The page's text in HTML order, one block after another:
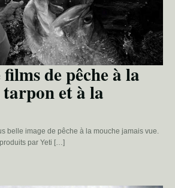
de pêche à la
et à la
belle image de pêche à la mouche jamais vue.
par Yeti […]